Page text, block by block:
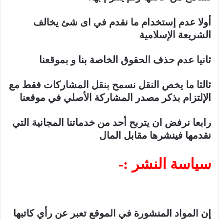
أولا عدم إستخدام ما نقدم في اى شئ يخالف
الشريعة الإسلامية
ثانيا عدم حذف الحقوق الخاصة بنا و بموقعنا
ثالثا ما يخص النقل نسمح بنقل المشاركات فقط مع
الإلتزام بذكر مصدر المشاركة الأصلي في موقعنا
رابعا نرفض ان يتربح أحد من خدماتنا المجانية التي
نقدمها فينشرها مقابل المال
سياسة النشر :-
إن المواد المنشورة في الموقع تعبر عن رأي كاتبها